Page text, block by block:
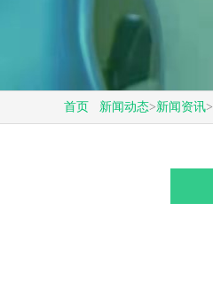
首页 新闻动态>新闻资讯>